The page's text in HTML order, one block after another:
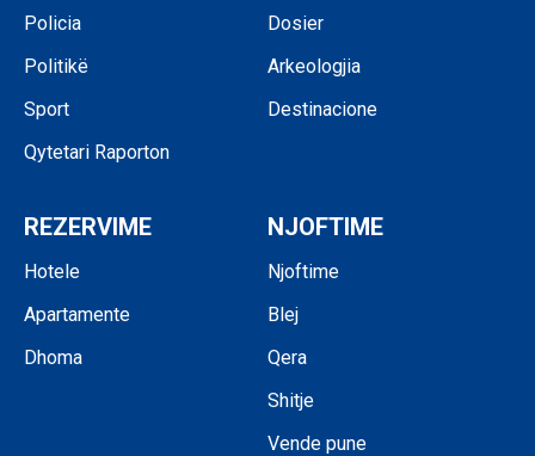
Policia
Politikë
Sport
Qytetari Raporton
Dosier
Arkeologjia
Destinacione
REZERVIME
Hotele
Apartamente
Dhoma
NJOFTIME
Njoftime
Blej
Qera
Shitje
Vende pune